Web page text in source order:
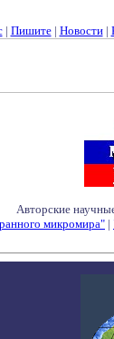
| Пишите| Новости|
Авторские
микромира" |